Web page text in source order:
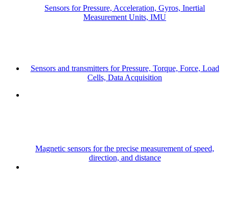
Sensors for Pressure, Acceleration, Gyros, Inertial
Measurement Units, IMU
Sensors and transmitters for Pressure, Torque, Force, Load
Cells, Data Acquisition
Magnetic sensors for the precise measurement of speed,
direction, and distance